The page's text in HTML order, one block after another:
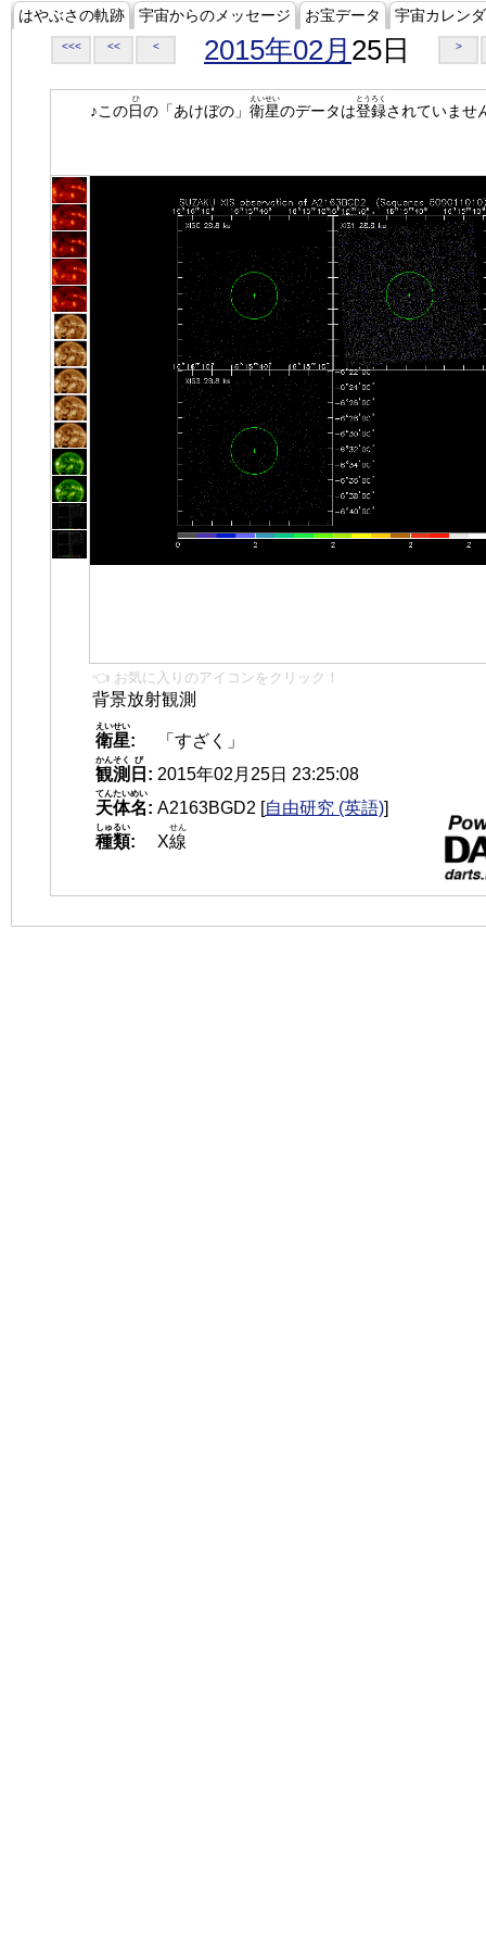
はやぶさの軌跡 宇宙からのメッセージ お宝データ 宇宙カレン
<<< << < 2015年02月 25日 >
♪この日
ひ
の「あけぼの」 衛星
えいせい
のデータは登録
とうろく
されていませ
👈 お気に入りのアイコンをクリック！
背景放射観測
衛星
えいせい
:
「すざく」
観測
かんそく
日
び
: 2015年02月25日 23:25:08
天体名
てんたいめい
: A2163BGD2 [自由研究 (英語)]
種類
しゅるい
: X線
せん